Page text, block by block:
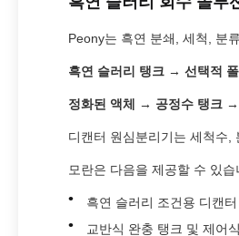
Peony는 흑연 분쇄, 세척, 분
흑연 슬러리 탱크 → 선택적
정화된 액체 → 공정수 탱크
디캔터 원심분리기는 세척수,
모란은 다음을 제공할 수 있습
흑연 슬러리 조건용 디캔
교반식 완충 탱크 및 제어